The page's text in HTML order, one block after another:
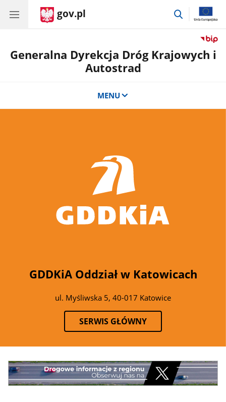
gov.pl
przejdź
Generalna Dyrekcja Dróg Krajowych i
Autostrad
MENU
GDDKiA Oddział w Katowicach
ul. Myśliwska 5, 40-017 Katowice
SERWIS GŁÓWNY
Banner
formatowanie
Baner
nad
aktualnościami